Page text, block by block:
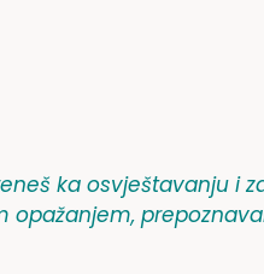
ka osvještavanju i
opažanjem,